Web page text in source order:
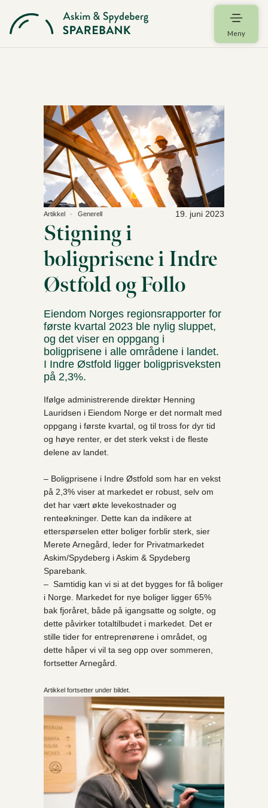
Meny
Artikkel Generell
Stigning i
boligprisene i Indre
Østfold og Follo
19. juni 2023
Eiendom Norges regionsrapporter for
første kvartal 2023 ble nylig sluppet,
og det viser en oppgang i
boligprisene i alle områdene i landet.
I Indre Østfold ligger boligprisveksten
på 2,3%.
Ifølge administrerende direktør Henning
Lauridsen i Eiendom Norge er det normalt med
oppgang i første kvartal, og til tross for dyr tid
og høye renter, er det sterk vekst i de fleste
delene av landet.
– Boligprisene i Indre Østfold som har en vekst
på 2,3% viser at markedet er robust, selv om
det har vært økte levekostnader og
renteøkninger. Dette kan da indikere at
etterspørselen etter boliger forblir sterk, sier
Merete Arnegård, leder for Privatmarkedet
Askim/Spydeberg i Askim & Spydeberg
Sparebank.
– Samtidig kan vi si at det bygges for få boliger
i Norge. Markedet for nye boliger ligger 65%
bak fjoråret, både på igangsatte og solgte, og
dette påvirker totaltilbudet i markedet. Det er
stille tider for entreprenørene i området, og
dette håper vi vil ta seg opp over sommeren,
fortsetter Arnegård.
Artikkel fortsetter under bildet.